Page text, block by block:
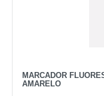
MARCADOR
AMARELO